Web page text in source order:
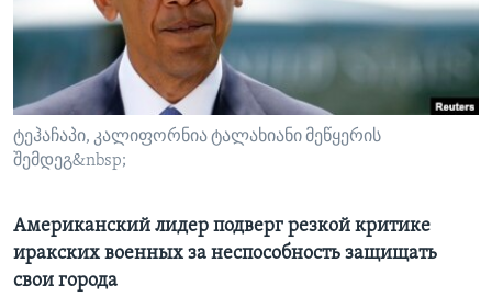
Learning English
СОЦИАЛЬНЫЕ СЕТИ
ტეჰაჩაპი, კალიფორნია ტალახიანი მეწყერის
შემდეგ&nbsp;
Американский лидер подверг резкой критике
иракских военных за неспособность защищать
свои города